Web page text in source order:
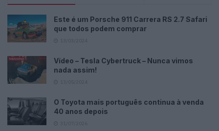
Este é um Porsche 911 Carrera RS 2.7 Safari
que todos podem comprar
Vídeo – Tesla Cybertruck – Nunca vimos
nada assim!
O Toyota mais português continua à venda
40 anos depois